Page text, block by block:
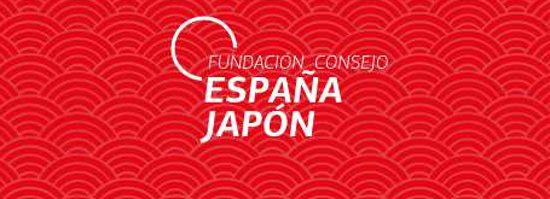
LEER MÁS